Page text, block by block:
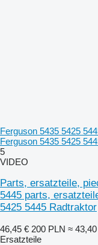
Ferguson 5435 5425
Ferguson 5435 5425
5
VIDEO
Parts, ersatzteile,
5445 parts,
5425 5445 Radtraktor
46,45 € 200 PLN ≈
Ersatzteile